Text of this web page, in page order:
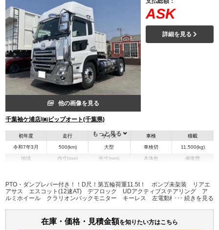
他の画像を見る
千葉袖ケ浦店/㈱ビップオート(千葉県)
ASK
詳細を見る
初年度
令和7年3月
走行
500(km)
サイズ
大型
車検
車検切
積載
11,500(kg)
地域 内寸(mm) 外寸(mm)
H:3,350
本体色 修復歴
装備情報
集中ドアロック
電動格納ミラー エアサスシート ETC
バックモニター
もっと見る
PTO・ダンプレバー付き！！D尺！第五輪荷重11.5t！ ポンプ未架装 リアエ
アサス エスコット(12速AT) デフロック UDアクティブステアリング ア
ルミホイール クラリオンバックモニター キーレス 左電動格納ミラー
在庫・価格・見積金額を知りたい方はこちら